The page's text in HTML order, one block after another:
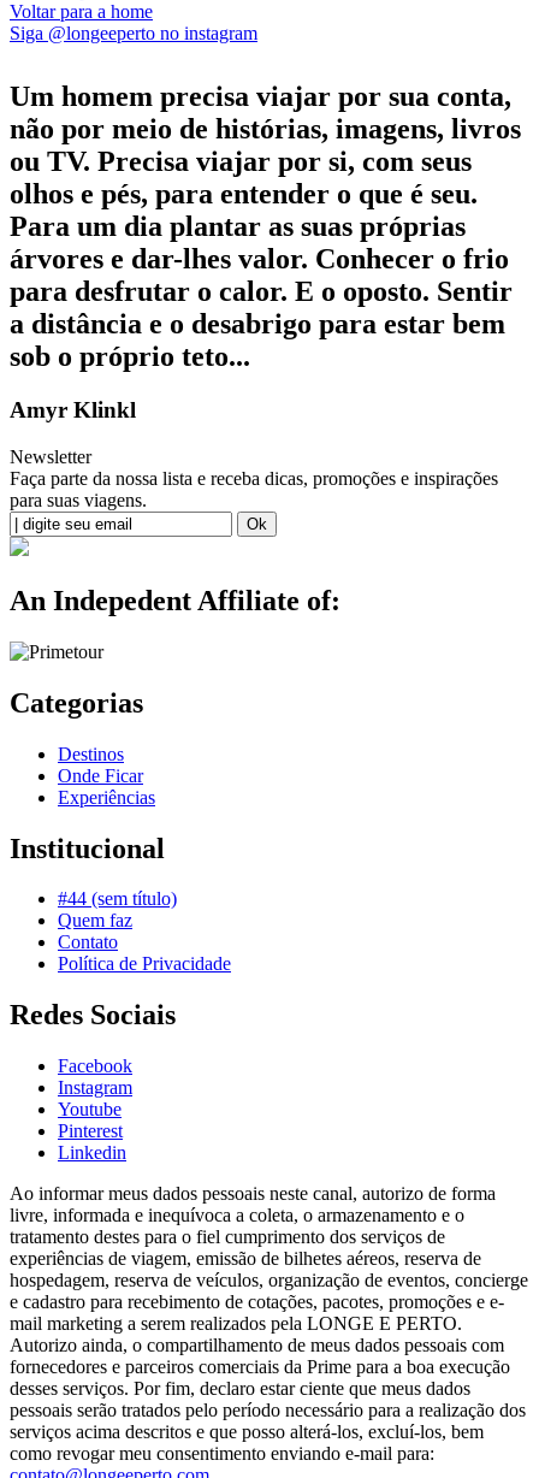
Voltar para a home
Siga @longeeperto no instagram
Um homem precisa viajar por sua conta,
não por meio de histórias, imagens, livros
ou TV. Precisa viajar por si, com seus
olhos e pés, para entender o que é seu.
Para um dia plantar as suas próprias
árvores e dar-lhes valor. Conhecer o frio
para desfrutar o calor. E o oposto. Sentir
a distância e o desabrigo para estar bem
sob o próprio teto...
Amyr Klinkl
Newsletter
Faça parte da nossa lista e receba dicas, promoções e inspirações
para suas viagens.
An Indepedent Affiliate of:
Categorias
Destinos
Onde Ficar
Experiências
Institucional
#44 (sem título)
Quem faz
Contato
Política de Privacidade
Redes Sociais
Facebook
Instagram
Youtube
Pinterest
Linkedin
Ao informar meus dados pessoais neste canal, autorizo de forma
livre, informada e inequívoca a coleta, o armazenamento e o
tratamento destes para o fiel cumprimento dos serviços de
experiências de viagem, emissão de bilhetes aéreos, reserva de
hospedagem, reserva de veículos, organização de eventos, concierge
e cadastro para recebimento de cotações, pacotes, promoções e e-
mail marketing a serem realizados pela LONGE E PERTO.
Autorizo ainda, o compartilhamento de meus dados pessoais com
fornecedores e parceiros comerciais da Prime para a boa execução
desses serviços. Por fim, declaro estar ciente que meus dados
pessoais serão tratados pelo período necessário para a realização dos
serviços acima descritos e que posso alterá-los, excluí-los, bem
como revogar meu consentimento enviando e-mail para: